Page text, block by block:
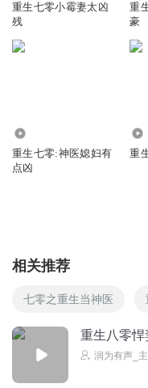
重生七零小霉妻太凶
残
重
豪
重生七零:神医媳妇有
点凶
重
相关推荐
七零之重生当神医
重生八零
润为有声_